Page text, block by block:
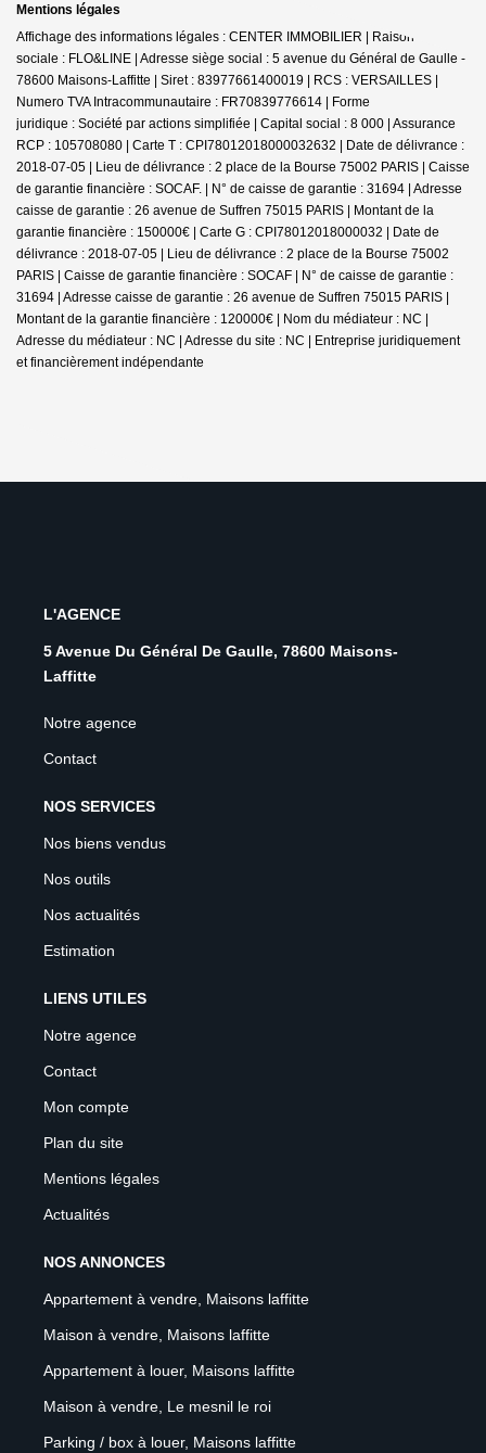
Mentions légales
Affichage des informations légales : CENTER IMMOBILIER | Raison
sociale : FLO&LINE | Adresse siège social : 5 avenue du Général de Gaulle -
78600 Maisons-Laffitte | Siret : 83977661400019 | RCS : VERSAILLES |
Numero TVA Intracommunautaire : FR70839776614 | Forme
juridique : Société par actions simplifiée | Capital social : 8 000 | Assurance
RCP : 105708080 | Carte T : CPI78012018000032632 | Date de délivrance :
2018-07-05 | Lieu de délivrance : 2 place de la Bourse 75002 PARIS | Caisse
de garantie financière : SOCAF. | N° de caisse de garantie : 31694 | Adresse
caisse de garantie : 26 avenue de Suffren 75015 PARIS | Montant de la
garantie financière : 150000€ | Carte G : CPI78012018000032 | Date de
délivrance : 2018-07-05 | Lieu de délivrance : 2 place de la Bourse 75002
PARIS | Caisse de garantie financière : SOCAF | N° de caisse de garantie :
31694 | Adresse caisse de garantie : 26 avenue de Suffren 75015 PARIS |
Montant de la garantie financière : 120000€ | Nom du médiateur : NC |
Adresse du médiateur : NC | Adresse du site : NC | Entreprise juridiquement
et financièrement indépendante
L'AGENCE
5 Avenue Du Général De Gaulle, 78600 Maisons-
Laffitte
Notre agence
Contact
NOS SERVICES
Nos biens vendus
Nos outils
Nos actualités
Estimation
LIENS UTILES
Notre agence
Contact
Mon compte
Plan du site
Mentions légales
Actualités
NOS ANNONCES
Appartement à vendre, Maisons laffitte
Maison à vendre, Maisons laffitte
Appartement à louer, Maisons laffitte
Maison à vendre, Le mesnil le roi
Parking / box à louer, Maisons laffitte